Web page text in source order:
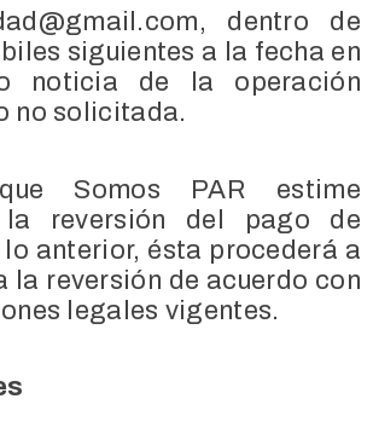
dentro de
siguientes a la fecha en
noticia de la operación
no solicitada.
Somos PAR estime
la reversión del pago de
anterior, ésta procederá a
la reversión de acuerdo con
legales vigentes.